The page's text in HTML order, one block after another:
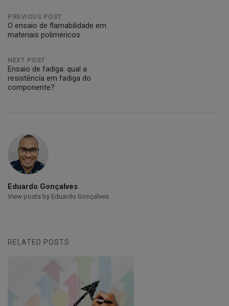
Post
navigation
PREVIOUS POST
O ensaio de flamabilidade em
materiais poliméricos.
NEXT POST
Ensaio de fadiga: qual a
resistência em fadiga do
componente?
Eduardo Gonçalves
View posts by Eduardo Gonçalves
RELATED POSTS